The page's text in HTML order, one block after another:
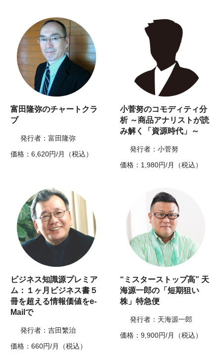
富田隆弥のチャートクラ
ブ
発行者：富田隆弥
価格：6,620円/月（税込）
小菅努のコモディティ分
析 ～商品アナリストが読
み解く「資源時代」～
発行者：小菅努
価格：1,980円/月（税込）
ビジネス知識源プレミア
ム：１ヶ月ビジネス書５
冊を超える情報価値をe-
Mailで
発行者：吉田繁治
価格：660円/月（税込）
“ミスターストップ高” 天
海源一郎の「短期狙い
株」特急便
発行者：天海源一郎
価格：9,900円/月（税込）